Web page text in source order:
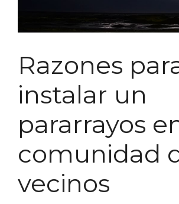
Razones
instalar un
pararrayos
comunidad
vecinos